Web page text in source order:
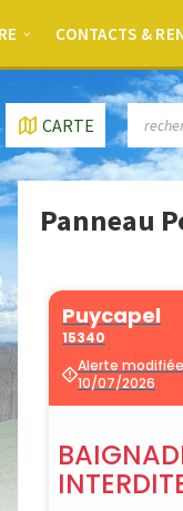
CONTACTS &
CARTE
Panneau